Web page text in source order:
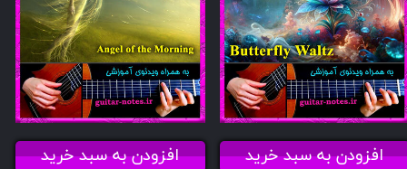
افزودن به سبد خرید افزودن به سبد خرید